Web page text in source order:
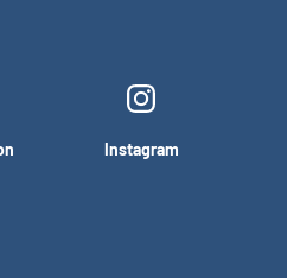
Instagram